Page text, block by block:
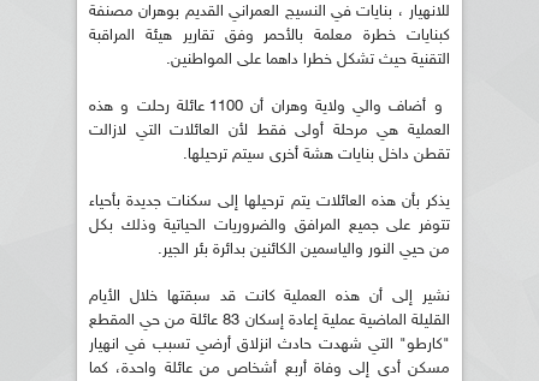
للانهيار ، بنايات في النسيج العمراني القديم بوهران مصنفة
كبنايات خطرة معلمة بالأحمر وفق تقارير هيئة المراقبة
التقنية حيث تشكل خطرا داهما على المواطنين.
و أضاف والي ولاية وهران أن 1100 عائلة رحلت و هذه
العملية هي مرحلة أولى فقط لأن العائلات التي لازالت
تقطن داخل بنايات هشة أخرى سيتم ترحيلها.
يذكر بأن هذه العائلات يتم ترحيلها إلى سكنات جديدة بأحياء
تتوفر على جميع المرافق والضروريات الحياتية وذلك بكل
من حيي النور والياسمين الكائنين بدائرة بئر الجير.
نشير إلى أن هذه العملية كانت قد سبقتها خلال الأيام
القليلة الماضية عملية إعادة إسكان 83 عائلة من حي المقطع
"كارطو" التي شهدت حادث انزلاق أرضي تسبب في انهيار
مسكن أدى إلى وفاة أربع أشخاص من عائلة واحدة، كما